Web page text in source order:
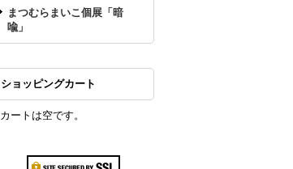
まつむらまいこ個展「暗
喩」
ショッピングカート
カートは空です。